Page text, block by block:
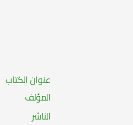
عنوان الكتاب
المؤلف
الناشر